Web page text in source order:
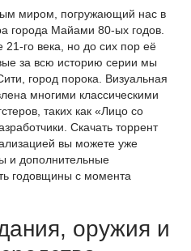
миром, погружающий нас в
города Майами 80-ых годов.
го века, но до сих пор её
за всю историю серии мы
город порока. Визуальная
многими классическими
таких как «Лицо со
Скачать торрент
вы можете уже
и дополнительные
годовщины с момента
оружия и